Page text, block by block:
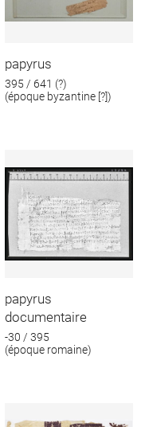
papyrus
395 / 641 (?)
(époque byzantine [?])
papyrus
documentaire
-30 / 395
(époque romaine)